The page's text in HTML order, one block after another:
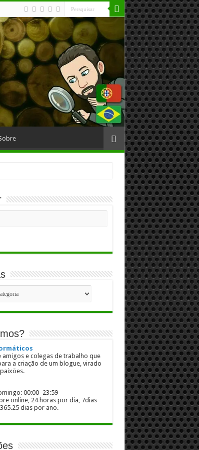
amigos e colegas de trabalho que
a criação de um blogue, virado
00:00–23:59
online, 24 horas por dia, 7dias
dias por ano.